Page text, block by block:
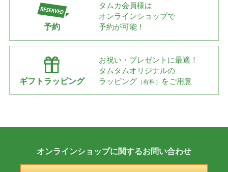
予約
タムカ会員様は
オンラインショップで
予約が可能！
ギフトラッピング
お祝い・プレゼントに最適！
タムタムオリジナルの
ラッピング （有料） をご用意
オンラインショップに関するお問い合わせ